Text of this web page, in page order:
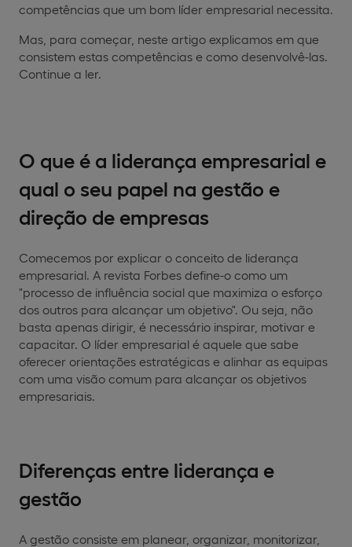
competências que um bom líder empresarial necessita.
Mas, para começar, neste artigo explicamos em que
consistem estas competências e como desenvolvê-las.
Continue a ler.
O que é a liderança empresarial e
qual o seu papel na gestão e
direção de empresas
Comecemos por explicar o conceito de liderança
empresarial. A revista Forbes define-o como um
"processo de influência social que maximiza o esforço
dos outros para alcançar um objetivo". Ou seja, não
basta apenas dirigir, é necessário inspirar, motivar e
capacitar. O líder empresarial é aquele que sabe
oferecer orientações estratégicas e alinhar as equipas
com uma visão comum para alcançar os objetivos
empresariais.
Diferenças entre liderança e
gestão
A gestão consiste em planear, organizar, monitorizar,